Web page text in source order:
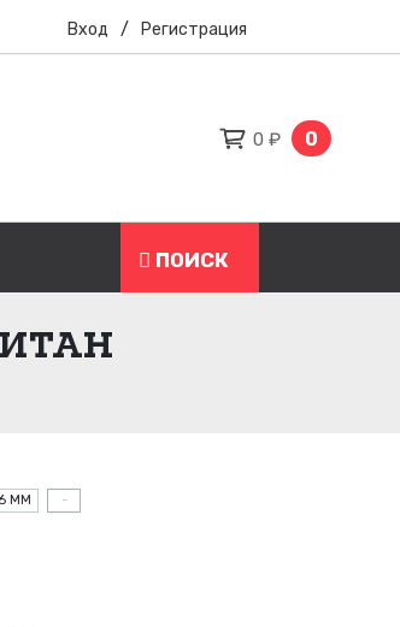
Вход / Регистрация
0 ₽ 0
ПОИСК
ММ -